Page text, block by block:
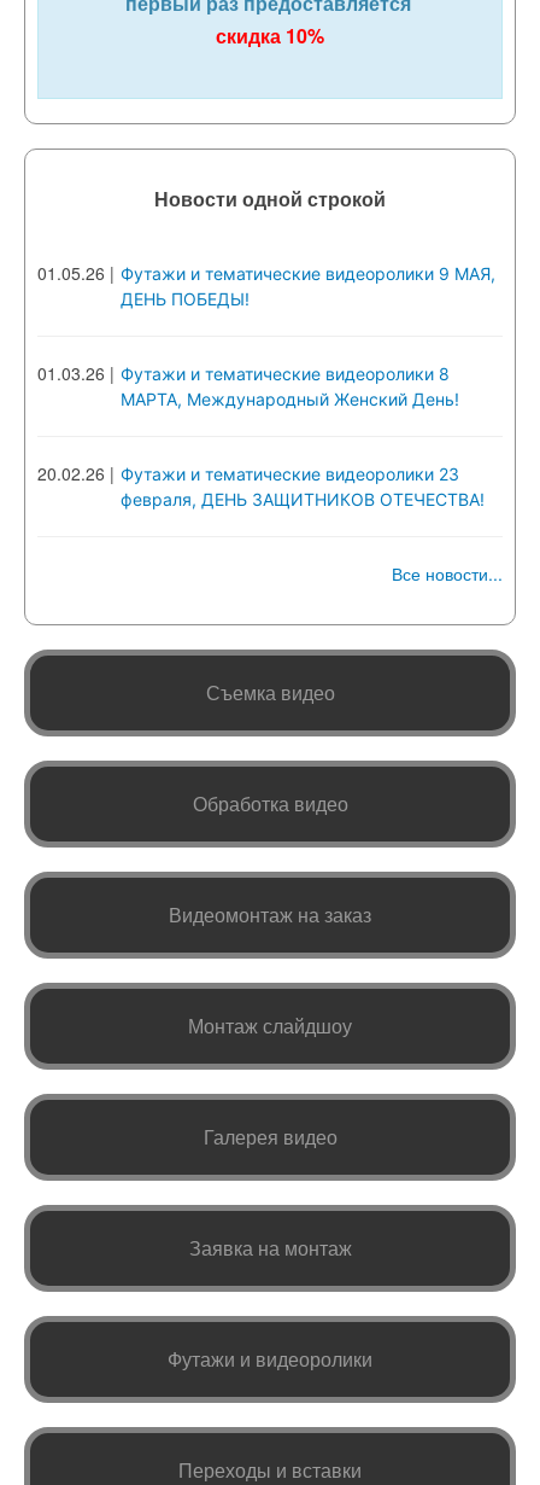
скидка 10%
Новости одной строкой
01.05.26 | Футажи и тематические видеоролики 9 МАЯ,
ДЕНЬ ПОБЕДЫ!
01.03.26 | Футажи и тематические видеоролики 8
МАРТА, Международный Женский День!
20.02.26 | Футажи и тематические видеоролики 23
февраля, ДЕНЬ ЗАЩИТНИКОВ ОТЕЧЕСТВА!
Все новости...
Съемка видео
Обработка видео
Видеомонтаж на заказ
Монтаж слайдшоу
Галерея видео
Заявка на монтаж
Футажи и видеоролики
Переходы и вставки